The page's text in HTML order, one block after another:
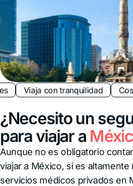
Viaja con tranquilidad
¿Necesito un
para viajar a
Aunque no es obligatorio
viajar a México, sí es
servicios médicos privados en